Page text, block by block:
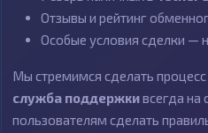
Отзывы и рейтинг
Особые условия сделки —
Мы стремимся сделать
служба поддержкивсегда
пользователям сделать